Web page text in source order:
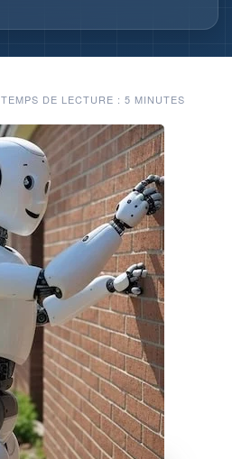
TEMPS DE LECTURE : 5 MINUTES